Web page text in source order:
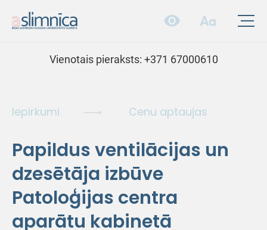
Vienotais pieraksts: +371 67000610
Iepirkumi Cenu aptaujas
Papildus ventilācijas un
dzesētāja izbūve
Patoloģijas centra
aparātu kabinetā